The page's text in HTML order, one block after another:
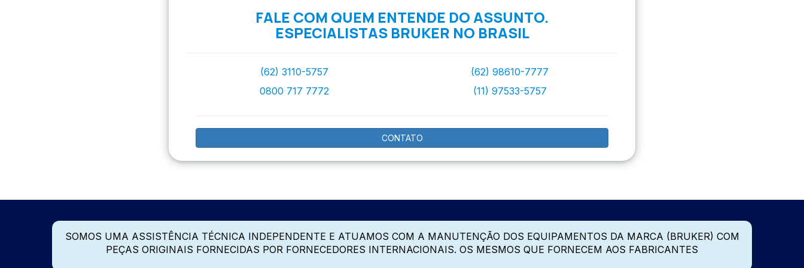
FALE COM QUEM ENTENDE DO ASSUNTO.
ESPECIALISTAS BRUKER NO BRASIL
(62) 3110-5757
0800 717 7772
(62) 98610-7777
(11) 97533-5757
CONTATO
SOMOS UMA ASSISTÊNCIA TÉCNICA INDEPENDENTE E ATUAMOS COM A MANUTENÇÃO DOS EQUIPAMENTOS DA MARCA (BRUKER) COM
PEÇAS ORIGINAIS FORNECIDAS POR FORNECEDORES INTERNACIONAIS. OS MESMOS QUE FORNECEM AOS FABRICANTES